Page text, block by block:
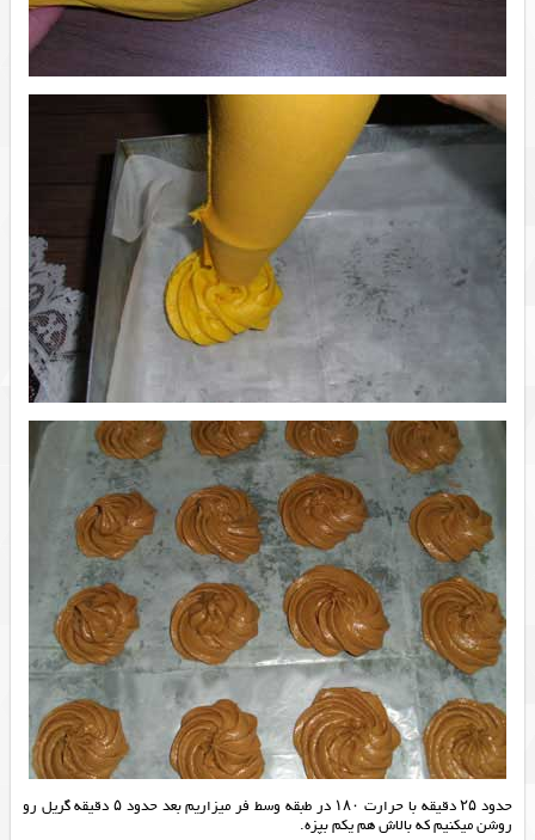
حدود ۲۵ دقیقه با حرارت ۱۸۰ در طبقه وسط فر میزاریم بعد حدود ۵ دقیقه گریل رو
روشن میکنیم که بالاش هم یکم بپزه.